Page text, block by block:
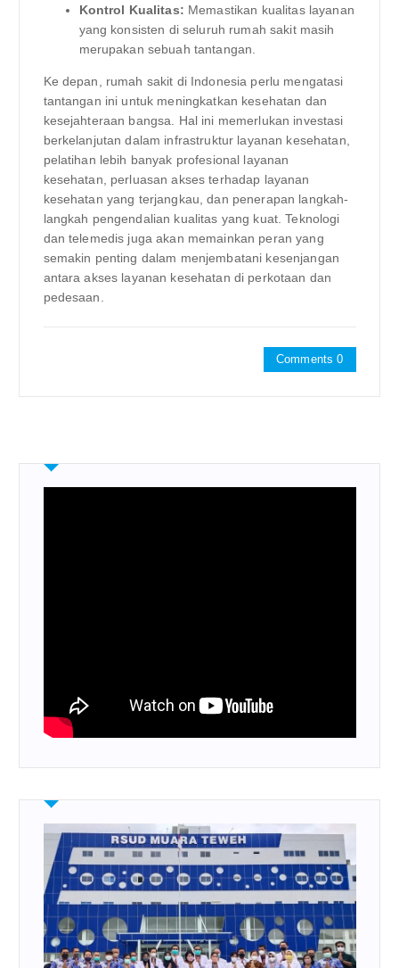
Kontrol Kualitas: Memastikan kualitas layanan
yang konsisten di seluruh rumah sakit masih
merupakan sebuah tantangan.
Ke depan, rumah sakit di Indonesia perlu mengatasi
tantangan ini untuk meningkatkan kesehatan dan
kesejahteraan bangsa. Hal ini memerlukan investasi
berkelanjutan dalam infrastruktur layanan kesehatan,
pelatihan lebih banyak profesional layanan
kesehatan, perluasan akses terhadap layanan
kesehatan yang terjangkau, dan penerapan langkah-
langkah pengendalian kualitas yang kuat. Teknologi
dan telemedis juga akan memainkan peran yang
semakin penting dalam menjembatani kesenjangan
antara akses layanan kesehatan di perkotaan dan
pedesaan.
Comments 0